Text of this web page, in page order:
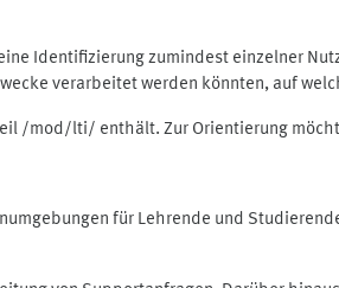
Identifizierung zumindest einzelner
verarbeitet werden könnten, auf
/mod/lti/ enthält. Zur Orientierung
für Lehrende und